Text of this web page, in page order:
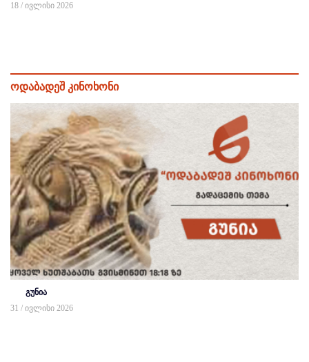
18 / ივლისი 2026
ოდაბადეშ კინოხონი
გუნია
31 / ივლისი 2026